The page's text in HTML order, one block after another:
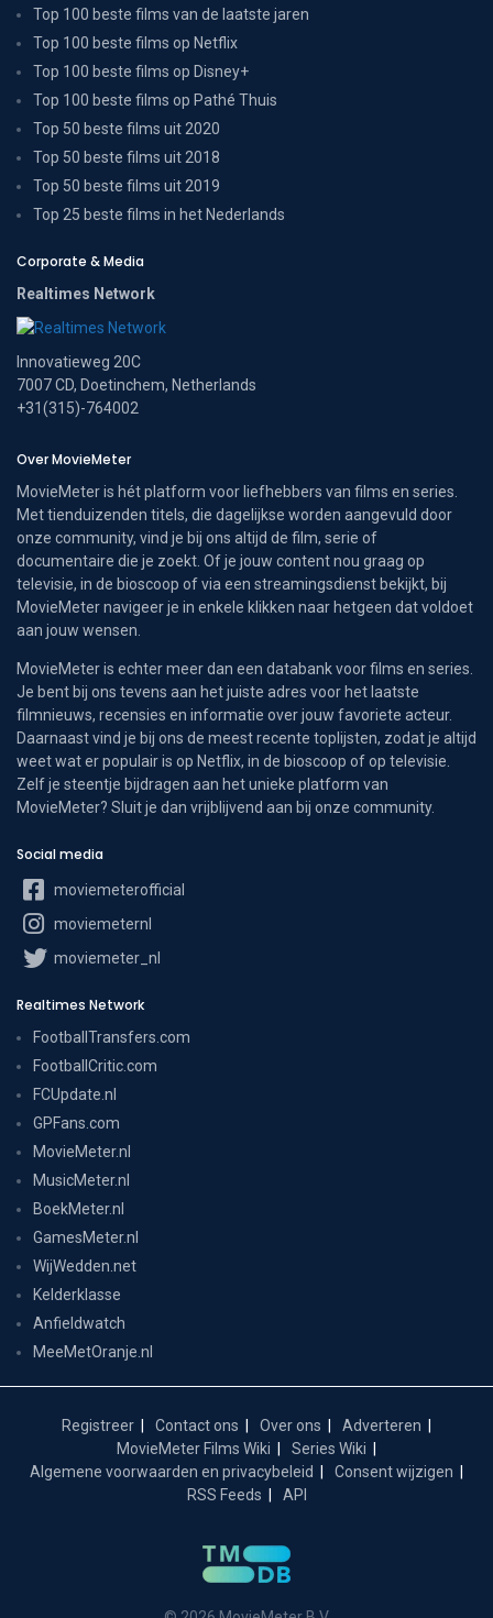
Top 100 beste films van de laatste jaren
Top 100 beste films op Netflix
Top 100 beste films op Disney+
Top 100 beste films op Pathé Thuis
Top 50 beste films uit 2020
Top 50 beste films uit 2018
Top 50 beste films uit 2019
Top 25 beste films in het Nederlands
Corporate & Media
Realtimes Network
Innovatieweg 20C
7007 CD, Doetinchem, Netherlands
+31(315)-764002
Over MovieMeter
MovieMeter is hét platform voor liefhebbers van films en series.
Met tienduizenden titels, die dagelijkse worden aangevuld door
onze community, vind je bij ons altijd de film, serie of
documentaire die je zoekt. Of je jouw content nou graag op
televisie, in de bioscoop of via een streamingsdienst bekijkt, bij
MovieMeter navigeer je in enkele klikken naar hetgeen dat voldoet
aan jouw wensen.
MovieMeter is echter meer dan een databank voor films en series.
Je bent bij ons tevens aan het juiste adres voor het laatste
filmnieuws, recensies en informatie over jouw favoriete acteur.
Daarnaast vind je bij ons de meest recente toplijsten, zodat je altijd
weet wat er populair is op Netflix, in de bioscoop of op televisie.
Zelf je steentje bijdragen aan het unieke platform van
MovieMeter? Sluit je dan vrijblijvend aan bij onze community.
Social media
moviemeterofficial
moviemeternl
moviemeter_nl
Realtimes Network
FootballTransfers.com
FootballCritic.com
FCUpdate.nl
GPFans.com
MovieMeter.nl
MusicMeter.nl
BoekMeter.nl
GamesMeter.nl
WijWedden.net
Kelderklasse
Anfieldwatch
MeeMetOranje.nl
Registreer Contact ons Over ons
Adverteren
MovieMeter Films Wiki
Series Wiki
Algemene voorwaarden en privacybeleid
Consent wijzigen
RSS Feeds
API